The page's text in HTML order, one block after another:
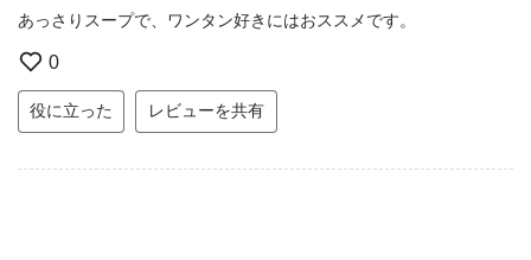
あっさりスープで、ワンタン好きにはおススメです。
0
役に立った レビューを共有